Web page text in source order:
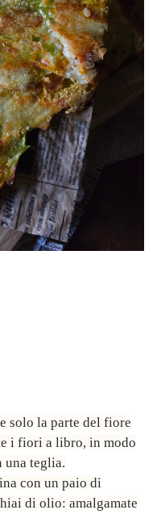
solo la parte del fiore
i fiori a libro, in modo
una teglia.
con un paio di
di olio: amalgamate